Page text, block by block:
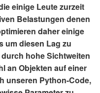
einige Leute zurzeit
Belastungen denen
daher einige
um diesen Lag zu
hohe Sichtweiten
an Objekten auf einer
unseren Python-Code,